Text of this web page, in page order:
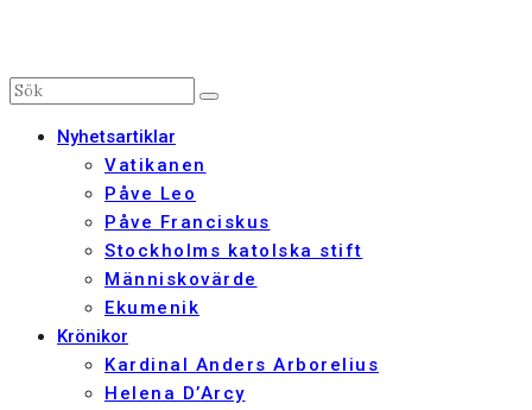
Nyhetsartiklar
Vatikanen
Påve Leo
Påve Franciskus
Stockholms katolska stift
Människovärde
Ekumenik
Krönikor
Kardinal Anders Arborelius
Helena D’Arcy